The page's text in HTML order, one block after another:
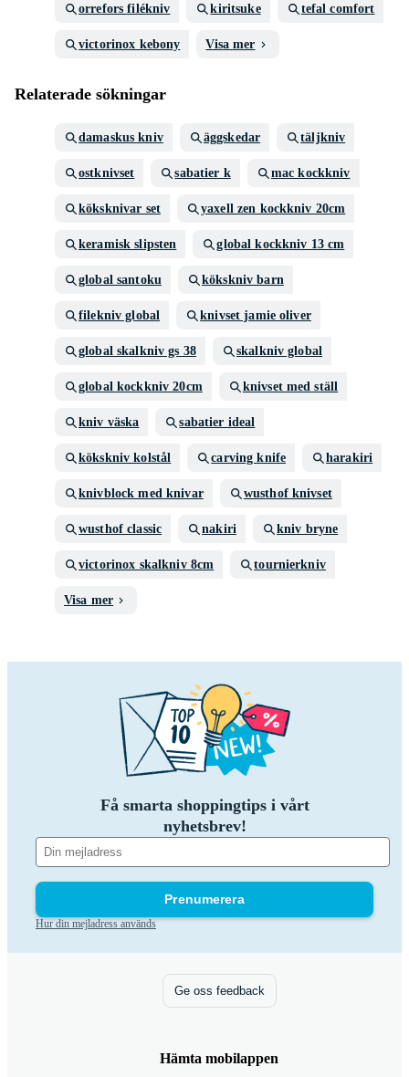
orrefors filékniv kiritsuke tefal comfort
victorinox kebony Visa mer
Relaterade sökningar
damaskus kniv äggskedar täljkniv
ostknivset sabatier k mac kockkniv
köksknivar set yaxell zen kockkniv 20cm
keramisk slipsten global kockkniv 13 cm
global santoku kökskniv barn
filekniv global knivset jamie oliver
global skalkniv gs 38 skalkniv global
global kockkniv 20cm knivset med ställ
kniv väska sabatier ideal
kökskniv kolstål carving knife harakiri
knivblock med knivar wusthof knivset
wusthof classic nakiri kniv bryne
victorinox skalkniv 8cm tournierkniv
Visa mer
Få smarta shoppingtips i vårt
nyhetsbrev!
Prenumerera
Hur din mejladress används
Ge oss feedback
Hämta mobilappen